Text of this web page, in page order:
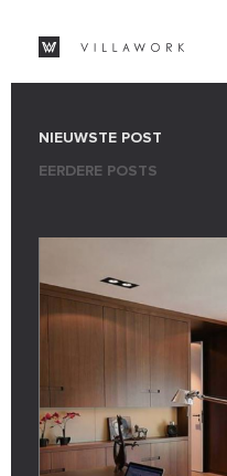
NIEUWSTE POST
EERDERE POSTS